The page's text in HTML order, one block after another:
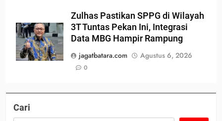
Zulhas Pastikan SPPG di Wilayah
3T Tuntas Pekan Ini, Integrasi
Data MBG Hampir Rampung
jagatbatara.com
Agustus 6, 2026
0
Cari